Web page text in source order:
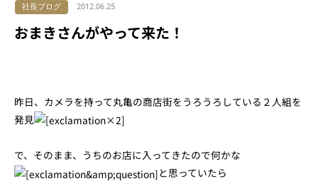
社長ブログ 2012.06.25
おまきさんがやって来た！
昨日、カメラを持って丸亀の商店街をうろうろしている２人組を
発見
で、そのまま、うちのお店に入ってきたので何かな
と思っていたら